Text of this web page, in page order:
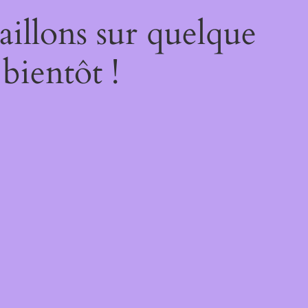
sur quelque
!